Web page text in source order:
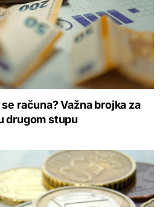
računa? Važna brojka za
drugom stupu